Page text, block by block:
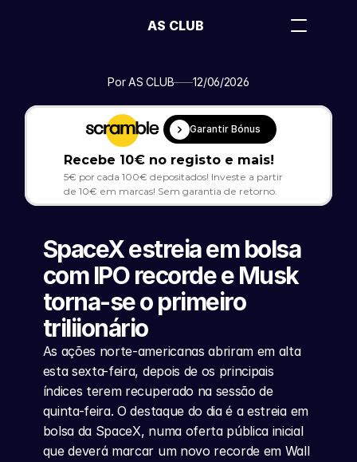
Por AS CLUB 12/06/2026
Garantir Bónus
Recebe 10€ no registo e mais!
5€ por cada 100€ depositados! Investe a partir
de 10€ em marcas! Sem garantia de retorno.
SpaceX estreia em bolsa
com IPO recorde e Musk
torna-se o primeiro
triliionário
As ações norte-americanas abriram em alta
esta sexta-feira, depois de os principais
índices terem recuperado na sessão de
quinta-feira. O destaque do dia é a estreia em
bolsa da SpaceX, numa oferta pública inicial
que deverá marcar um novo recorde em Wall
AS CLUB